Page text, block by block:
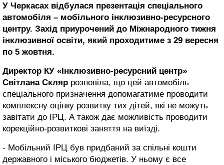
У Черкасах відбулася презентація спеціального
автомобіля – мобільного інклюзивно-ресурсного
центру. Захід приурочений до Міжнародного тижня
інклюзивної освіти, який проходитиме з 29 вересня
по 5 жовтня.
Директор КУ «Інклюзивно-ресурсний центр»
Світлана Скляр розповіла, що цей автомобіль
спеціального призначення допомагатиме проводити
комплексну оцінку розвитку тих дітей, які не можуть
завітати до ІРЦ. А також дає можливість проводити
корекційно-розвиткові заняття на виїзді.
- Мобільний ІРЦ був придбаний за спільні кошти
державного і міського бюджетів. У ньому є все